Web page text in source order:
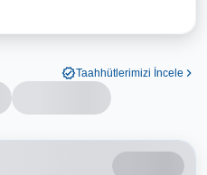
Taahhütlerimizi İncele